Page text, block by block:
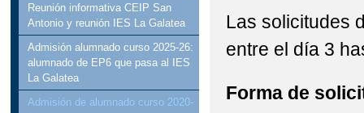
Reunión informativa CEIP San
Antonio y reunión IES La Galatea
Admisión alumnado curso 2025-26:
alumnado de EP6 que pasa al IES
La Galatea
Admisión de alumnado curso 2020-
Las solicitudes
entre el día 3
Forma de